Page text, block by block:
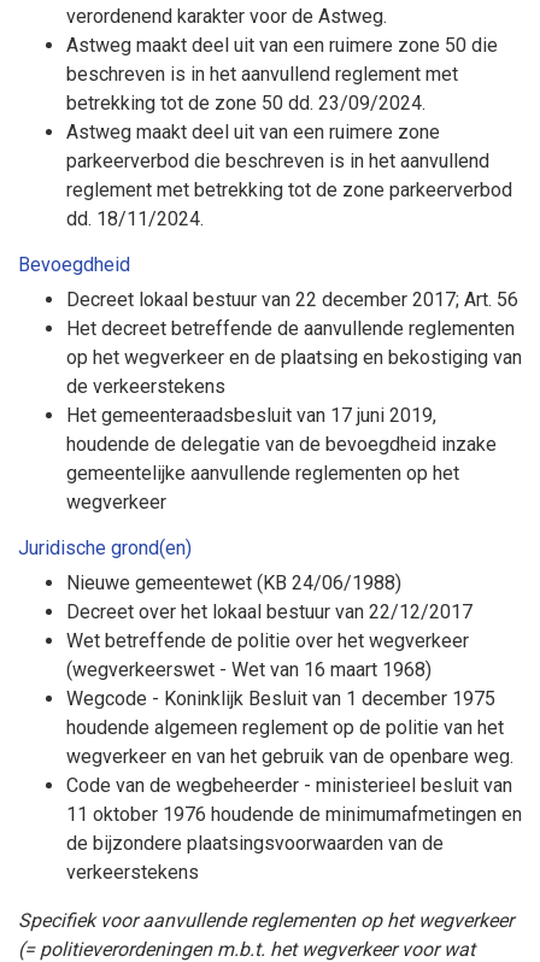
verordenend karakter voor de Astweg.
Astweg maakt deel uit van een ruimere zone 50 die
beschreven is in het aanvullend reglement met
betrekking tot de zone 50 dd. 23/09/2024.
Astweg maakt deel uit van een ruimere zone
parkeerverbod die beschreven is in het aanvullend
reglement met betrekking tot de zone parkeerverbod
dd. 18/11/2024.
Bevoegdheid
Decreet lokaal bestuur van 22 december 2017; Art. 56
Het decreet betreffende de aanvullende reglementen
op het wegverkeer en de plaatsing en bekostiging van
de verkeerstekens
Het gemeenteraadsbesluit van 17 juni 2019,
houdende de delegatie van de bevoegdheid inzake
gemeentelijke aanvullende reglementen op het
wegverkeer
Juridische grond(en)
Nieuwe gemeentewet (KB 24/06/1988)
Decreet over het lokaal bestuur van 22/12/2017
Wet betreffende de politie over het wegverkeer
(wegverkeerswet - Wet van 16 maart 1968)
Wegcode - Koninklijk Besluit van 1 december 1975
houdende algemeen reglement op de politie van het
wegverkeer en van het gebruik van de openbare weg.
Code van de wegbeheerder - ministerieel besluit van
11 oktober 1976 houdende de minimumafmetingen en
de bijzondere plaatsingsvoorwaarden van de
verkeerstekens
Specifiek voor aanvullende reglementen op het wegverkeer
(= politieverordeningen m.b.t. het wegverkeer voor wat